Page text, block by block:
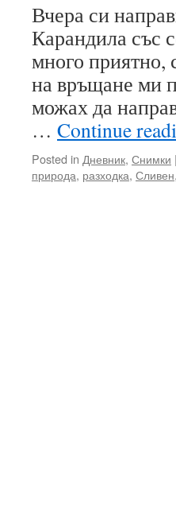
Вчера си
Карандила със
много приятно,
на връщане ми
можах да
… Continue
Posted in Дневник, Снимки |
природа, разходка, Сливен,